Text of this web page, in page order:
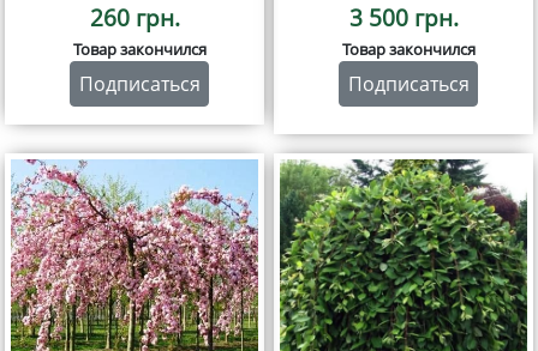
260 грн.
Товар закончился
Подписаться
3 500 грн.
Товар закончился
Подписаться